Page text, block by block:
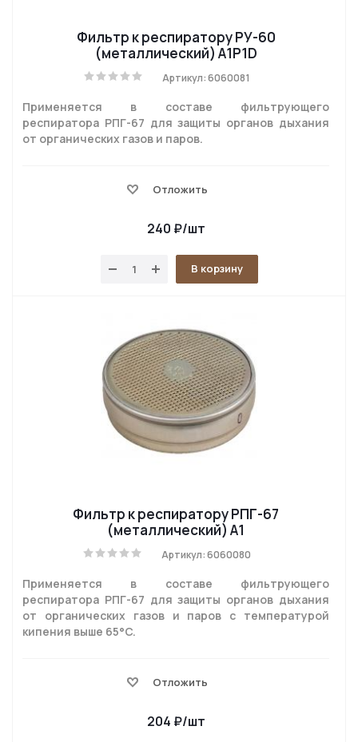
Фильтр к респиратору РУ-60
(металлический) A1P1D
Артикул: 6060081
Применяется в составе фильтрующего
респиратора РПГ-67 для защиты органов дыхания
от органических газов и паров.
Отложить
240 ₽/шт
В корзину
Фильтр к респиратору РПГ-67
(металлический) A1
Артикул: 6060080
Применяется в составе фильтрующего
респиратора РПГ-67 для защиты органов дыхания
от органических газов и паров с температурой
кипения выше 65°C.
Отложить
204 ₽/шт